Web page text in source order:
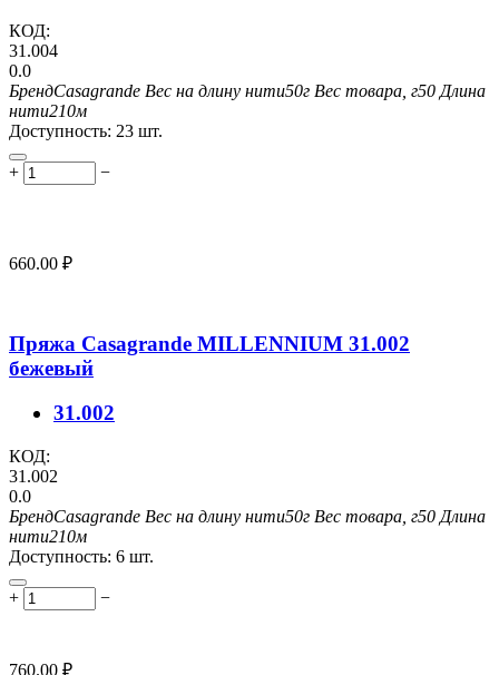
КОД:
31.004
0.0
БрендCasagrande Вес на длину нити50г Вес товара, г50 Длина
нити210м
Доступность: 23 шт.
+ −
660.00 ₽
Пряжа Casagrande MILLENNIUM 31.002
бежевый
31.002
КОД:
31.002
0.0
БрендCasagrande Вес на длину нити50г Вес товара, г50 Длина
нити210м
Доступность: 6 шт.
+ −
760.00 ₽